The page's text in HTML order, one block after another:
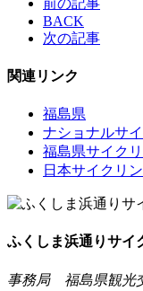
BACK
次の記事
関連リンク
福島県
ナショナルサ
福島県サイク
日本サイクリ
ふくしま浜通りサイ
事務局 福島県観光